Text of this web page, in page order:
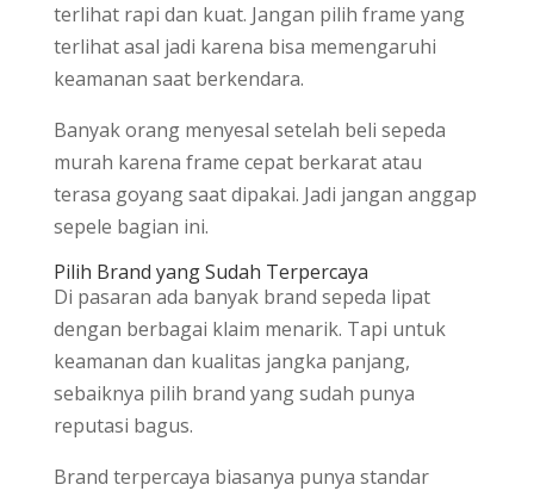
terlihat rapi dan kuat. Jangan pilih frame yang
terlihat asal jadi karena bisa memengaruhi
keamanan saat berkendara.
Banyak orang menyesal setelah beli sepeda
murah karena frame cepat berkarat atau
terasa goyang saat dipakai. Jadi jangan anggap
sepele bagian ini.
Pilih Brand yang Sudah Terpercaya
Di pasaran ada banyak brand sepeda lipat
dengan berbagai klaim menarik. Tapi untuk
keamanan dan kualitas jangka panjang,
sebaiknya pilih brand yang sudah punya
reputasi bagus.
Brand terpercaya biasanya punya standar